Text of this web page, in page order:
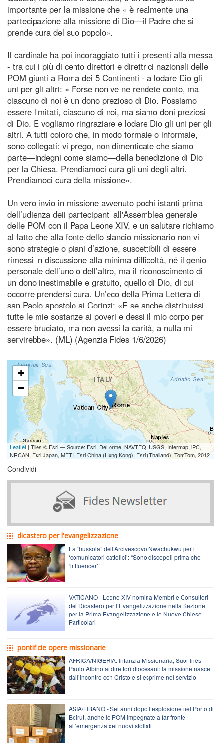
importante per la missione che « è realmente una
partecipazione alla missione di Dio—il Padre che si
prende cura del suo popolo».
Il cardinale ha poi incoraggiato tutti i presenti alla messa
- tra cui i più di cento direttori e direttrici nazionali delle
POM giunti a Roma dei 5 Continenti - a lodare Dio gli
uni per gli altri: « Forse non ve ne rendete conto, ma
ciascuno di noi è un dono prezioso di Dio. Possiamo
essere limitati, ciascuno di noi, ma siamo doni preziosi
di Dio. E vogliamo ringraziare e lodare Dio gli uni per gli
altri. A tutti coloro che, in modo formale o informale,
sono collegati: vi prego, non dimenticate che siamo
parte—indegni come siamo—della benedizione di Dio
per la Chiesa. Prendiamoci cura gli uni degli altri.
Prendiamoci cura della missione».
Un vero invio in missione avvenuto pochi istanti prima
dell’udienza deii partecipanti all'Assemblea generale
delle POM con il Papa Leone XIV, e un salutare richiamo
al fatto che alla fonte dello slancio missionario non vi
sono strategie o piani d’azione, suscettibili di essere
rimessi in discussione alla minima difficoltà, né il genio
personale dell’uno o dell’altro, ma il riconoscimento di
un dono inestimabile e gratuito, quello di Dio, di cui
occorre prendersi cura. Un’eco della Prima Lettera di
san Paolo apostolo ai Corinzi: «E se anche distribuissi
tutte le mie sostanze ai poveri e dessi il mio corpo per
essere bruciato, ma non avessi la carità, a nulla mi
servirebbe». (ML) (Agenzia Fides 1/6/2026)
+
−
Leaflet | Tiles © Esri — Source: Esri, DeLorme, NAVTEQ, USGS, Intermap, iPC,
NRCAN, Esri Japan, METI, Esri China (Hong Kong), Esri (Thailand), TomTom, 2012
Condividi:
dicastero per l'evangelizzazione
La “bussola” dell’Arcivescovo Nwachukwu per i
‘comunicatori cattolici’: “Sono discepoli prima che
‘influencer’”
VATICANO - Leone XIV nomina Membri e Consultori
del Dicastero per l’Evangelizzazione nella Sezione
per la Prima Evangelizzazione e le Nuove Chiese
Particolari
pontificie opere missionarie
AFRICA/NIGERIA: Infanzia Missionaria, Suor Inês
Paulo Albino ai direttori diocesani: la missione nasce
dall’incontro con Cristo e si esprime nel servizio
ASIA/LIBANO - Sei anni dopo l’esplosione nel Porto di
Beirut, anche le POM impegnate a far fronte
all’emergenza dei nuovi sfollati